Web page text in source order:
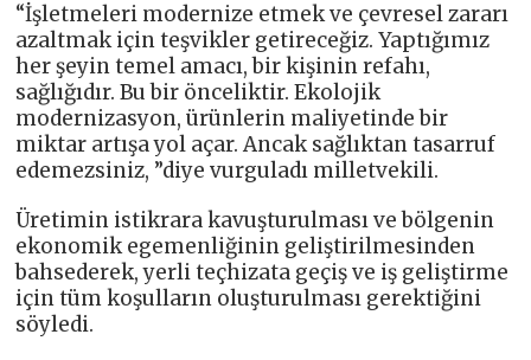
“İşletmeleri modernize etmek ve çevresel zararı
azaltmak için teşvikler getireceğiz. Yaptığımız
her şeyin temel amacı, bir kişinin refahı,
sağlığıdır. Bu bir önceliktir. Ekolojik
modernizasyon, ürünlerin maliyetinde bir
miktar artışa yol açar. Ancak sağlıktan tasarruf
edemezsiniz, ”diye vurguladı milletvekili.
Üretimin istikrara kavuşturulması ve bölgenin
ekonomik egemenliğinin geliştirilmesinden
bahsederek, yerli teçhizata geçiş ve iş geliştirme
için tüm koşulların oluşturulması gerektiğini
söyledi.